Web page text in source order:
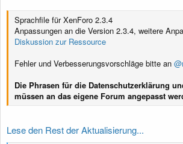
Sprachfile für XenForo 2.3.4
Anpassungen an die Version 2.3.4, weitere
Diskussion zur Ressource
Fehler und Verbesserungsvorschläge bitte an
Die Phrasen für die Datenschutzerklärung
müssen an das eigene Forum angepasst
Lese den Rest der Aktualisierung...